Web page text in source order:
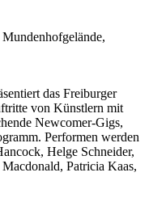
das Freiburger
von Künstlern mit
Newcomer-Gigs,
Performen werden
Helge Schneider,
Patricia Kaas,